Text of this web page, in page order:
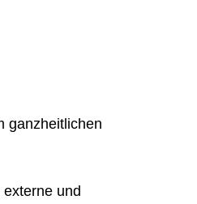
ganzheitlichen
und